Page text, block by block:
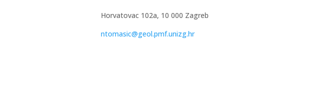
Horvatovac 102a, 10 000 Zagreb
ntomasic@geol.pmf.unizg.hr